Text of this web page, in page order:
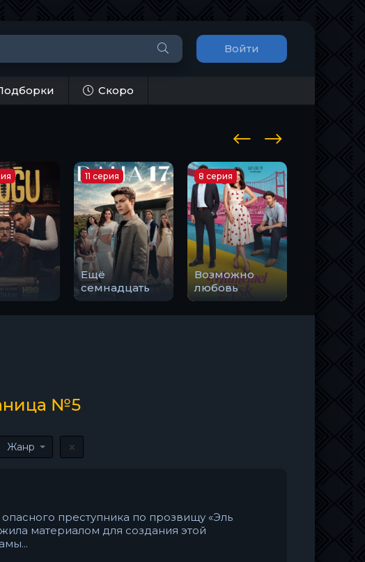
Войти
Скоро
Ещё
семнадцать
11 серия
Возможно
любовь
8 серия
№5
Жанр
преступника по прозвищу «Эль
материалом для создания этой